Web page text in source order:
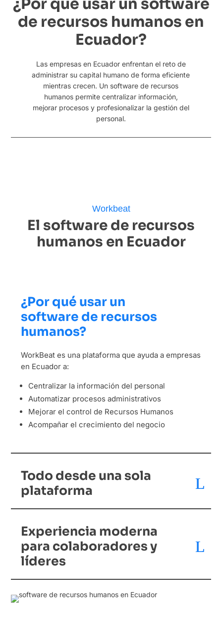
¿Por qué usar un software
de recursos humanos en
Ecuador?
Las empresas en Ecuador enfrentan el reto de
administrar su capital humano de forma eficiente
mientras crecen. Un software de recursos
humanos permite centralizar información,
mejorar procesos y profesionalizar la gestión del
personal.
Workbeat
El software de recursos
humanos en Ecuador
¿Por qué usar un
software de recursos
humanos?
WorkBeat es una plataforma que ayuda a empresas
en Ecuador a:
Centralizar la información del personal
Automatizar procesos administrativos
Mejorar el control de Recursos Humanos
Acompañar el crecimiento del negocio
Todo desde una sola
plataforma
Experiencia moderna
para colaboradores y
líderes